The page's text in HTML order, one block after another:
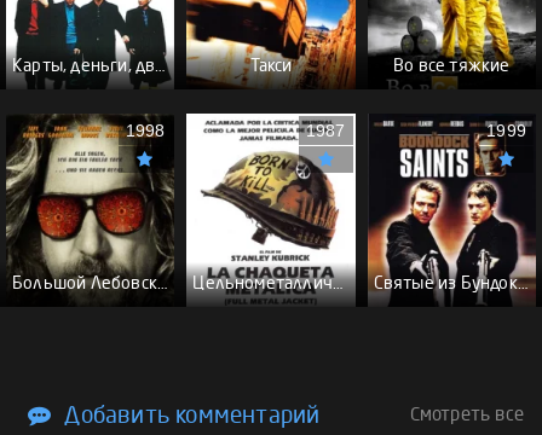
Карты, деньги, два ствола - (Перевод Гоблина) Такси Во все тяжкие
Большой Лебовски - (Перевод Гоблина)
1998
Цельнометаллическая оболочка - (Перевод Гоблина)
1987
Святые из Бундока \ Святые из трущоб - (Перевод Гоблина)
1999
Добавить комментарий Смотреть все